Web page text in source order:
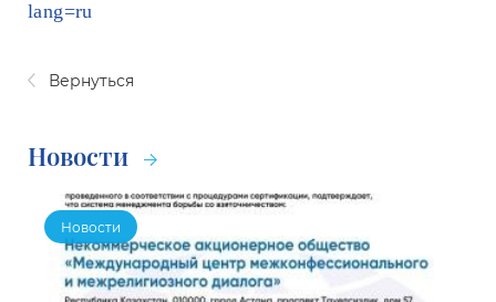
lang=ru
Вернуться
Новости
Новости